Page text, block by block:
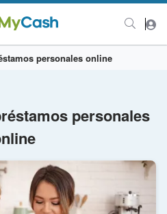
personales online
personales